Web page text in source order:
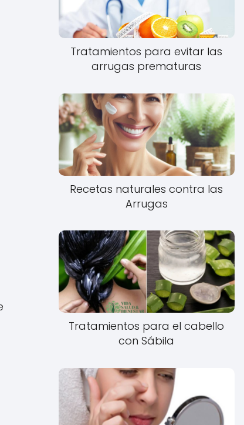
Tratamientos para evitar las
arrugas prematuras
Recetas naturales contra las
Arrugas
Tratamientos para el cabello
con Sábila